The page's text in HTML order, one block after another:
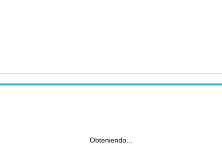
Obteniendo...